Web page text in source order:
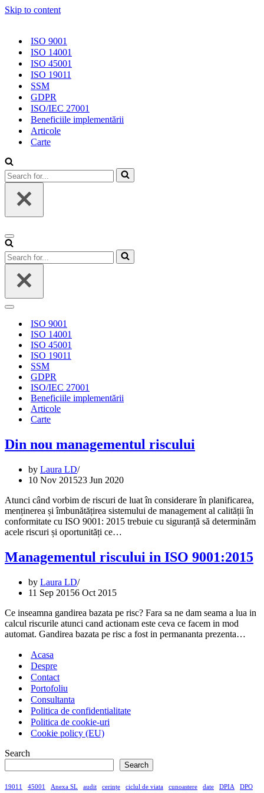
Skip to content
ISO 9001
ISO 14001
ISO 45001
ISO 19011
SSM
GDPR
ISO/IEC 27001
Beneficiile implementării
Articole
Carte
Search
for...
Navigation
Menu
Search
for...
Navigation
ISO 9001
ISO 14001
ISO 45001
ISO 19011
SSM
GDPR
ISO/IEC 27001
Beneficiile implementării
Articole
Carte
Din nou managementul riscului
by Laura LD
10 Nov 201523 Jun 2020
Atunci când vorbim de riscuri de luat în considerare în planificarea,
menținerea și îmbunătățirea sistemului de management al calității în
conformitate cu ISO 9001: 2015 trebuie cu siguranță să determinăm
acele riscuri și oportunități ce…
Managementul riscului in ISO 9001:2015
by Laura LD
11 Sep 20156 Oct 2015
Ce inseamna gandirea bazata pe risc? Fara sa ne dam seama a lua in
calcul riscurile atunci cand actionam este ceva ce facem in mod
automat. Gandirea bazata pe risc a fost in permananta prezenta…
Acasa
Despre
Contact
Portofoliu
Consultanta
Politica de confidentialitate
Politica de cookie-uri
Cookie policy (EU)
Search
Search
19011 45001 Anexa SL audit cerințe ciclul de viata cunoastere date DPIA DPO